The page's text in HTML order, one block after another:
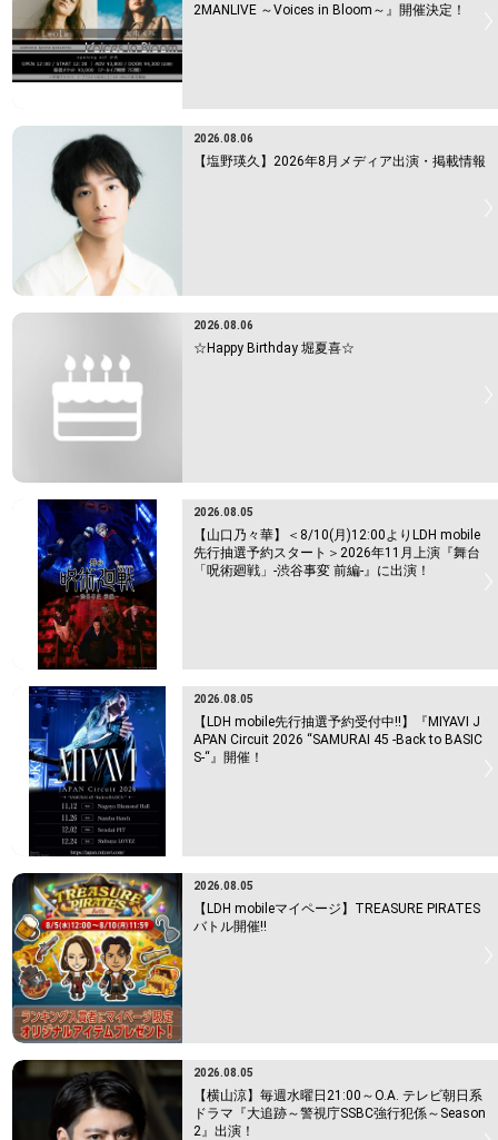
2MANLIVE ～Voices in Bloom～』開催決定！
2026.08.06
【塩野瑛久】2026年8月メディア出演・掲載情報
2026.08.06
☆Happy Birthday 堀夏喜☆
2026.08.05
【山口乃々華】＜8/10(月)12:00よりLDH mobile
先行抽選予約スタート＞2026年11月上演『舞台
「呪術廻戦」-渋谷事変 前編-』に出演！
2026.08.05
【LDH mobile先行抽選予約受付中!!】『MIYAVI J
APAN Circuit 2026 “SAMURAI 45 -Back to BASIC
S-“』開催！
2026.08.05
【LDH mobileマイページ】TREASURE PIRATES
バトル開催!!
2026.08.05
【横山涼】毎週水曜日21:00～O.A. テレビ朝日系
ドラマ『大追跡～警視庁SSBC強行犯係～Season
2』出演！